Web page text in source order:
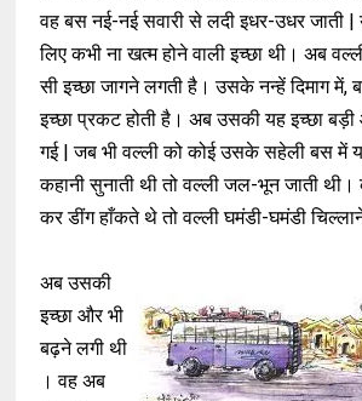
वह बस नई-नई सवारी से लदी इधर-उधर जाती
लिए कभी ना खत्म होने वाली इच्छा थी। अब
सी इच्छा जागने लगती है। उसके नन्हें दिमाग
इच्छा प्रकट होती है। अब उसकी यह इच्छा बड़ी
गई | जब भी वल्ली को कोई उसके सहेली बस में
कहानी सुनाती थी तो वल्ली जल-भून जाती थी।
कर डींग हाँकते थे तो वल्ली घमंडी-घमंडी
अब उसकी
इच्छा और भी
बढ़ने लगी थी
। वह अब